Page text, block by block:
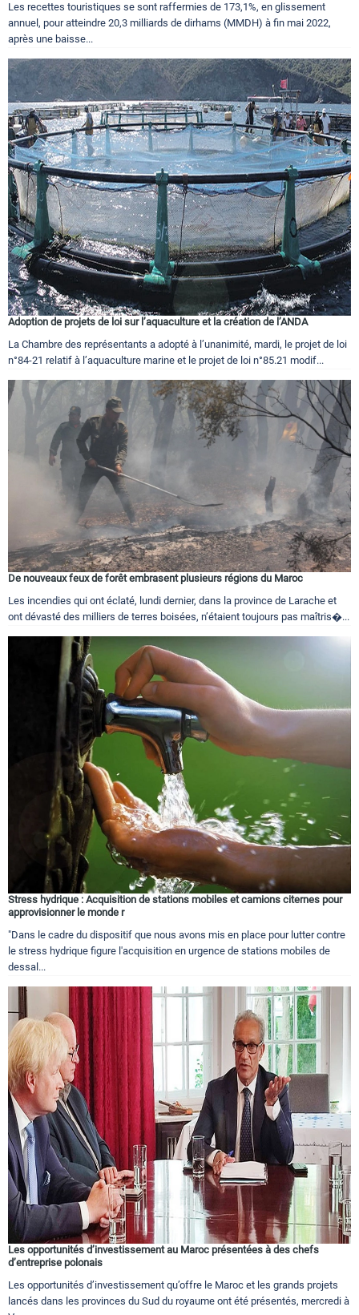
Les recettes touristiques se sont raffermies de 173,1%, en glissement
annuel, pour atteindre 20,3 milliards de dirhams (MMDH) à fin mai 2022,
après une baisse...
Adoption de projets de loi sur l’aquaculture et la création de l’ANDA
La Chambre des représentants a adopté à l’unanimité, mardi, le projet de loi
n°84-21 relatif à l’aquaculture marine et le projet de loi n°85.21 modif...
De nouveaux feux de forêt embrasent plusieurs régions du Maroc
Les incendies qui ont éclaté, lundi dernier, dans la province de Larache et
ont dévasté des milliers de terres boisées, n’étaient toujours pas maîtris�...
Stress hydrique : Acquisition de stations mobiles et camions citernes pour
approvisionner le monde r
"Dans le cadre du dispositif que nous avons mis en place pour lutter contre
le stress hydrique figure l'acquisition en urgence de stations mobiles de
dessal...
Les opportunités d’investissement au Maroc présentées à des chefs
d’entreprise polonais
Les opportunités d’investissement qu’offre le Maroc et les grands projets
lancés dans les provinces du Sud du royaume ont été présentés, mercredi à